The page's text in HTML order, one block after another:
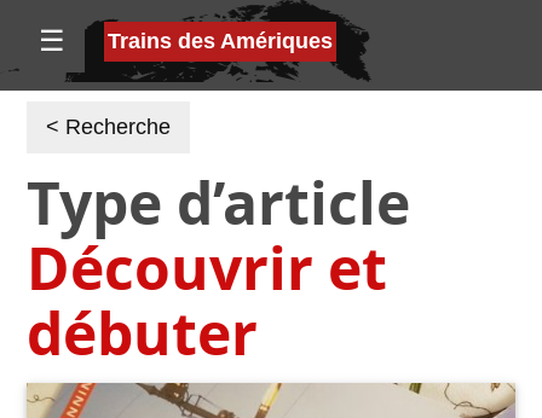
☰ Trains des Amériques
< Recherche
Type d’article
Découvrir et
débuter